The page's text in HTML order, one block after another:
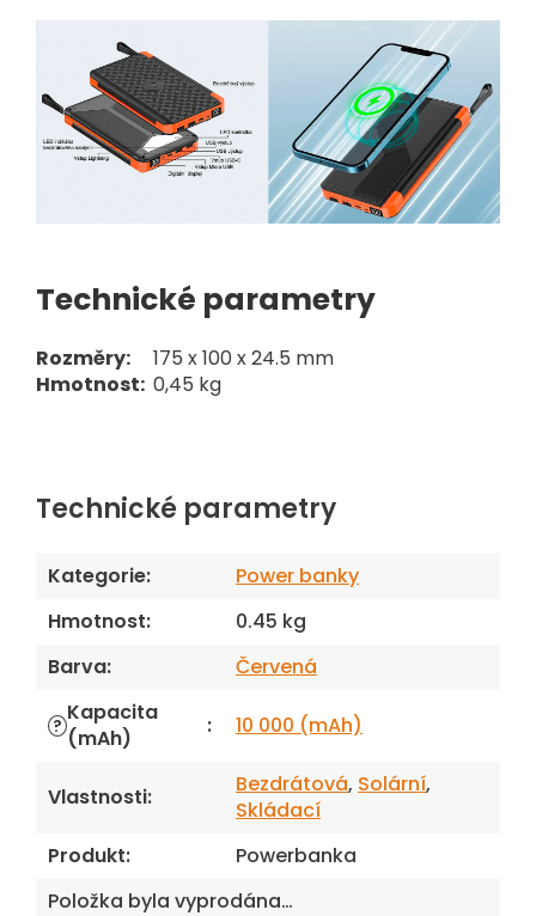
Technické parametry
Rozměry:
175 x 100 x 24.5 mm
Hmotnost: 0,45 kg
Technické parametry
Kategorie:
Power banky
Hmotnost:
0.45 kg
Barva: Červená
? Kapacita
(mAh)
: 10 000 (mAh)
Vlastnosti: Bezdrátová, Solární,
Skládací
Produkt:
Powerbanka
Položka byla vyprodána…